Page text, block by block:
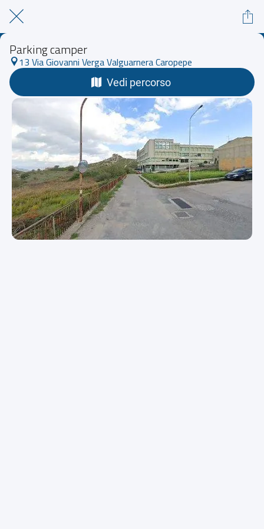
Parking camper
13 Via Giovanni Verga Valguarnera Caropepe
Vedi percorso